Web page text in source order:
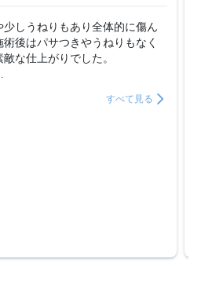
しうねりもあり全体的に傷ん
後はパサつきやうねりもなく
な仕上がりでした。
たせいか一週間ほどで少し元に
案頂いたホームケアのトリー
活しました。
ームケアをして効果を持続さ
すべて見る